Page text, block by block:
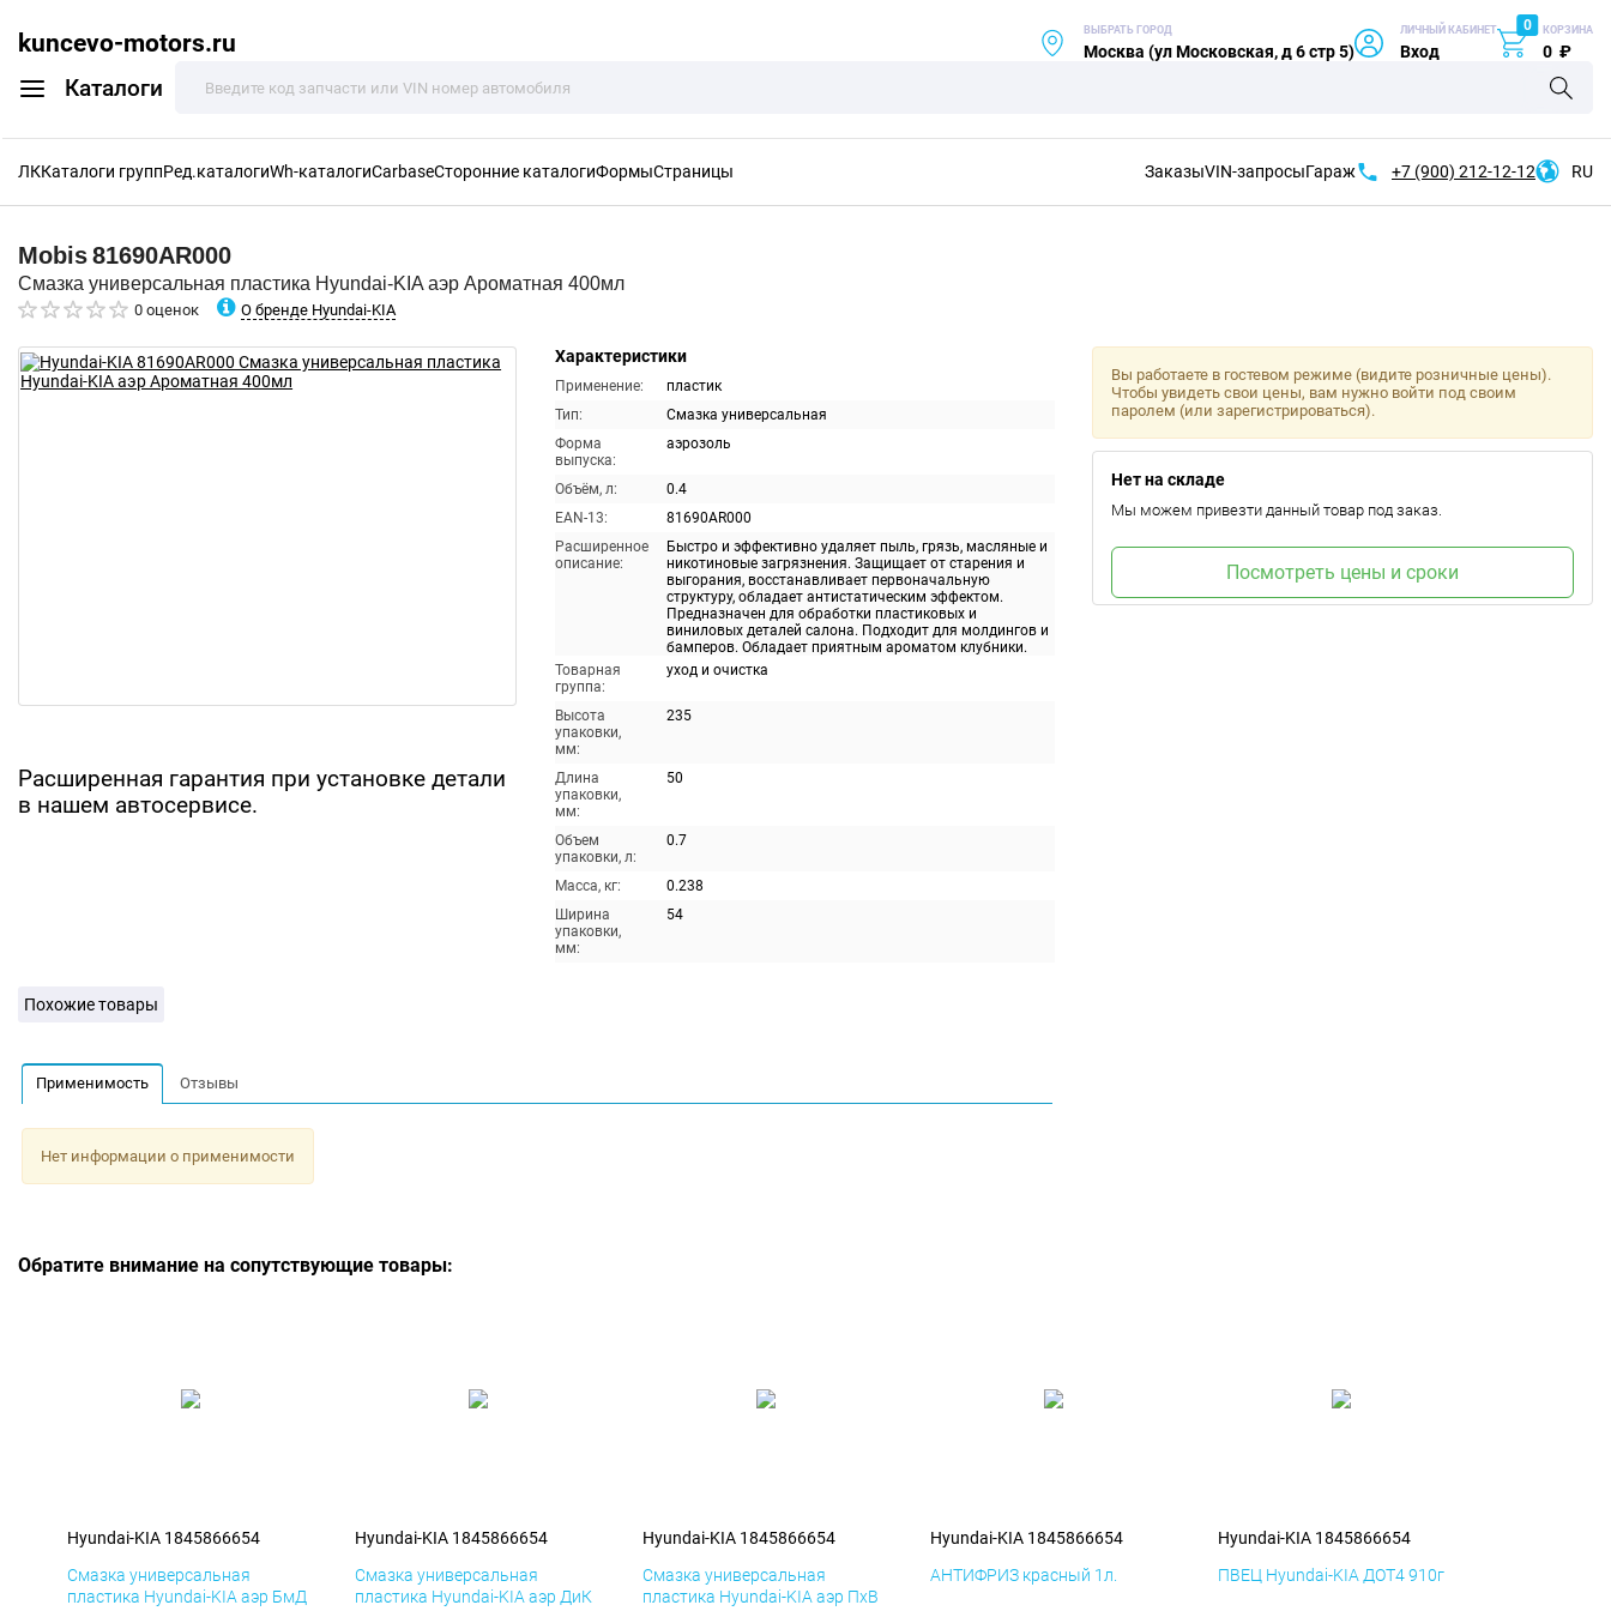
kuncevo-motors.ru
Каталоги
ВЫБРАТЬ ГОРОД
Москва (ул Московская, д 6 стр 5)
ЛИЧНЫЙ КАБИНЕТ
Вход
0 КОРЗИНА
0 ₽
ЛККаталоги группРед.каталогиWh-каталогиCarbaseСторонние каталогиФормыСтраницы ЗаказыVIN-запросыГараж +7 (900) 212-12-12 RU
Mobis81690AR000
Смазка универсальная пластика Hyundai-KIA аэр Ароматная 400мл
0 оценок О бренде Hyundai-KIA
Расширенная гарантия при установке детали
в нашем автосервисе.
Характеристики
Применение:
пластик
Тип:
Смазка универсальная
Форма
выпуска:
аэрозоль
Объём, л:
0.4
EAN-13:
81690AR000
Расширенное
описание:
Быстро и эффективно удаляет пыль, грязь, масляные и
никотиновые загрязнения. Защищает от старения и
выгорания, восстанавливает первоначальную
структуру, обладает антистатическим эффектом.
Предназначен для обработки пластиковых и
виниловых деталей салона. Подходит для молдингов и
бамперов. Обладает приятным ароматом клубники.
Товарная
группа:
уход и очистка
Высота
упаковки,
мм:
235
Длина
упаковки,
мм:
50
Объем
упаковки, л:
0.7
Масса, кг:
0.238
Ширина
упаковки,
мм:
54
Вы работаете в гостевом режиме (видите розничные цены).
Чтобы увидеть свои цены, вам нужно войти под своим
паролем (или зарегистрироваться).
Нет на складе
Мы можем привезти данный товар под заказ.
Посмотреть цены и сроки
Похожие товары
Применимость Отзывы
Нет информации о применимости
Обратите внимание на сопутствующие товары:
Hyundai-KIA 1845866654
Смазка универсальная
пластика Hyundai-KIA аэр БмД
Hyundai-KIA 1845866654
Смазка универсальная
пластика Hyundai-KIA аэр ДиК
Hyundai-KIA 1845866654
Смазка универсальная
пластика Hyundai-KIA аэр ПхВ
Hyundai-KIA 1845866654
АНТИФРИЗ красный 1л.
Hyundai-KIA 1845866654
ПВЕЦ Hyundai-KIA ДОТ4 910г